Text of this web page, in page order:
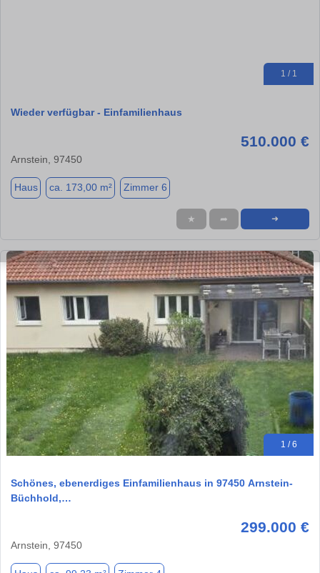
1 / 1
Wieder verfügbar - Einfamilienhaus
510.000 €
Arnstein, 97450
Haus ca. 173,00 m² Zimmer 6
★ ➦ ➜
1 / 6
Schönes, ebenerdiges Einfamilienhaus in 97450 Arnstein-
Büchhold,…
299.000 €
Arnstein, 97450